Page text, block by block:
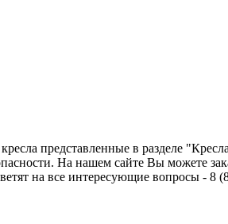
представленные в разделе
На нашем сайте Вы можете
на все интересующие вопросы - 8